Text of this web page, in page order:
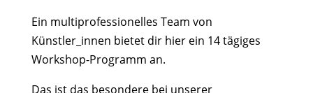
Ein multiprofessionelles Team von
Künstler_innen bietet dir hier ein 14 tägiges
Workshop-Programm an.
Das ist das besondere bei unserer